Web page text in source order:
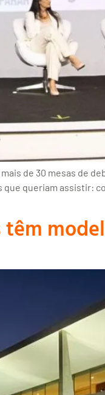
de 30 mesas de
queriam assistir: